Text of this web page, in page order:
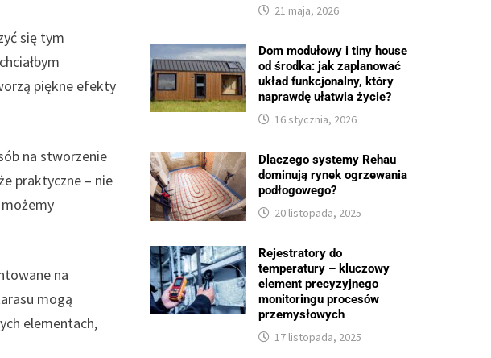
się tym
piękne efekty
na stworzenie
praktyczne – nie
na
mogą
elementach,
21 maja, 2026
Dom modułowy i tiny house
od środka: jak zaplanować
układ funkcjonalny, który
naprawdę ułatwia życie?
16 stycznia, 2026
Dlaczego systemy Rehau
dominują rynek ogrzewania
podłogowego?
20 listopada, 2025
Rejestratory do
temperatury – kluczowy
element precyzyjnego
monitoringu procesów
przemysłowych
17 listopada, 2025